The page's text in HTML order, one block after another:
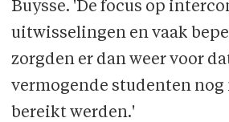
Buysse. 'De focus op
uitwisselingen en vaak
zorgden er dan weer voor
vermogende studenten
bereikt werden.'